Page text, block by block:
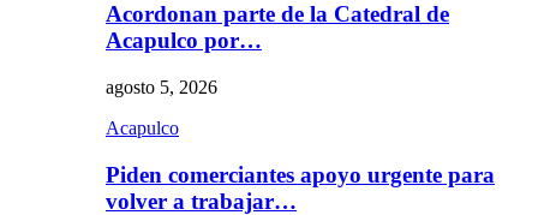
Acordonan parte de la Catedral de
Acapulco por…
agosto 5, 2026
Acapulco
Piden comerciantes apoyo urgente para
volver a trabajar…